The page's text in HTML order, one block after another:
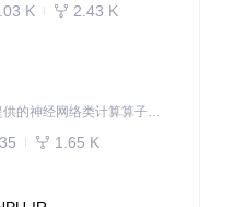
K 2.43 K
本项目是CANN提供的神经网络类计算算子库，实现网络在NPU上加速计算。
1.65 K